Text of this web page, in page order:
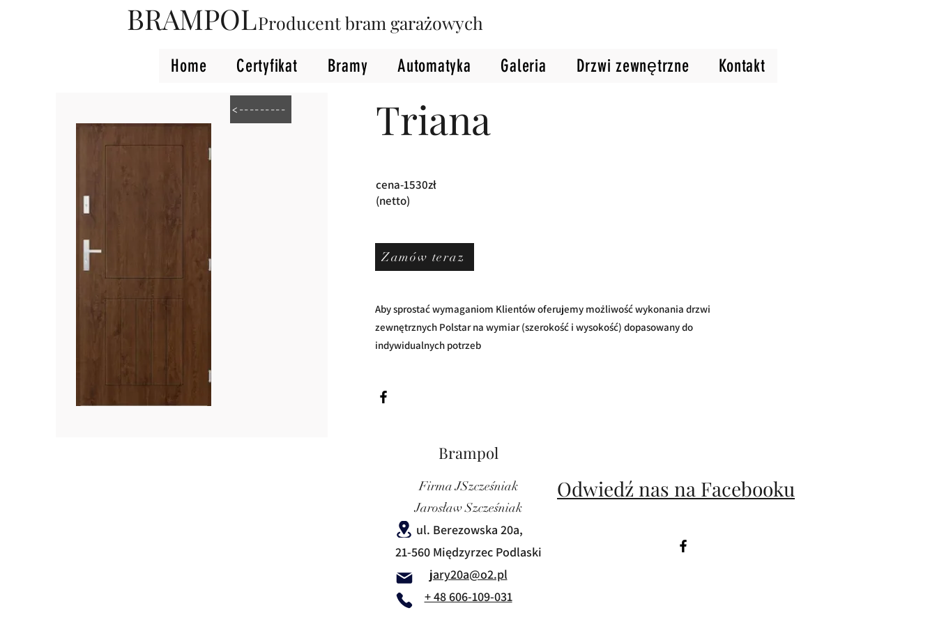
BRAMPOLProducent bram garażowych
Home Certyfikat Bramy Automatyka Galeria Drzwi zewnętrzne Kontakt
<--------- Triana
cena-1530zł
(netto)
Zamów teraz
Aby sprostać wymaganiom Klientów oferujemy możliwość wykonania drzwi
zewnętrznych Polstar na wymiar (szerokość i wysokość) dopasowany do
indywidualnych potrzeb
Brampol
Firma JSzcześniak
Jarosław Szcześniak
ul. Berezowska 20a,
21-560 Międzyrzec Podlaski
jary20a@o2.pl
+ 48 606-109-031
Odwiedź nas na Facebooku